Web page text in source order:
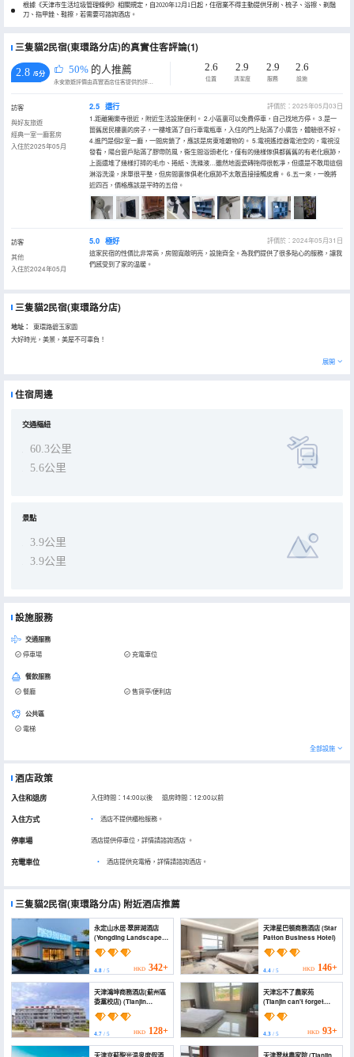
根據《天津市生活垃圾管理條例》相關規定，自2020年12月1日起，住宿業不得主動提供牙刷、梳子、浴擦、剃鬚
刀、指甲銼、鞋擦，若需要可諮詢酒店。
三隻貓2民宿(東環路分店)的真實住客評論(1)
2.8 /5分 50% 的人推薦
永安旅遊評價由真實酒店住客提供的評價。
2.6
位置
2.9
清潔度
2.9
服務
2.6
設施
訪客
與好友旅遊
經典一室一廳套房
入住於2025年05月
2.5 還行
評價於：2025年05月03日
1.距離獨樂寺很近，附近生活設施便利。 2.小區裏可以免費停車，自己找地方停。 3.是一
箇舊居民樓裏的房子，一樓堆滿了自行車電瓶車，入住的門上貼滿了小廣告，體驗很不好。
4.進門是個2室一廳，一間房鎖了，應該是房東堆雜物的。 5.電視遙控器電池空的，電視沒
發看，陽台窗戶貼滿了膠帶防風，衞生間浴頭老化，僅有的幾樣傢俱都舊舊的有老化痕跡，
上面還堆了幾樣打掃的毛巾、捲紙、洗滌液…雖然地面瓷磚拖得很乾凈，但還是不敢用這個
淋浴洗澡，床單很平整，但房間裏傢俱老化痕跡不太敢直接接觸皮膚。 6.五一來，一晚將
近四百，價格應該是平時的五倍。
訪客
其他
入住於2024年05月
5.0 極好
評價於：2024年05月31日
這家民宿的性價比非常高，房間寬敞明亮，設施齊全。為我們提供了很多貼心的服務，讓我
們感受到了家的温暖。
三隻貓2民宿(東環路分店)
地址：
東環路碧玉家園
大好時光，美景，美屋不可辜負！
展開
住宿周邊
交通樞紐
60.3公里
5.6公里
景點
3.9公里
3.9公里
設施服務
交通服務
停車場 充電車位
餐飲服務
餐廳 售貨亭/便利店
公共區
電梯
全部設施
酒店政策
入住和退房 入住時間：14:00以後 退房時間：12:00以前
入住方式 酒店不提供櫃枱服務。
停車場 酒店提供停車位，詳情請諮詢酒店 。
充電車位 • 酒店提供充電樁，詳情請諮詢酒店。
三隻貓2民宿(東環路分店) 附近酒店推薦
永定山水居·翠屏湖酒店
(Yongding Landscape
Residence Cuiping
Lake Hotel)
4.8 / 5 HKD 342+
天津星巴頓商務酒店 (Star
Patton Business Hotel)
4.4/ 5 HKD 146+
天津鴻坤商務酒店(薊州區
委黨校店) (Tianjin
Hongxu Business
Hotel)
4.7 / 5 HKD 128+
天津忘不了農家苑
(Tianjin can't forget
Farmhouse Garden)
4.3/ 5 HKD 93+